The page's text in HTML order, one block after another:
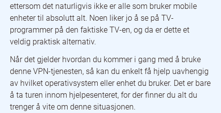
ettersom det naturligvis ikke er alle som bruker mobile
enheter til absolutt alt. Noen liker jo å se på TV-
programmer på den faktiske TV-en, og da er dette et
veldig praktisk alternativ.
Når det gjelder hvordan du kommer i gang med å bruke
denne VPN-tjenesten, så kan du enkelt få hjelp uavhengig
av hvilket operativsystem eller enhet du bruker. Det er bare
å ta turen innom hjelpesenteret, for der finner du alt du
trenger å vite om denne situasjonen.